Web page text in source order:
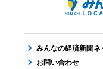
みんなの経済新聞ネ
お問い合わせ